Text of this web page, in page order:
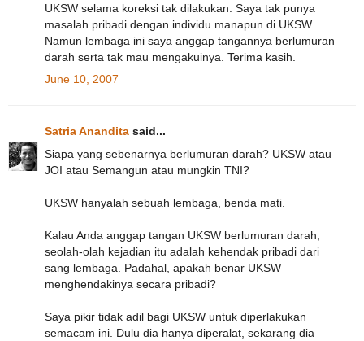
UKSW selama koreksi tak dilakukan. Saya tak punya
masalah pribadi dengan individu manapun di UKSW.
Namun lembaga ini saya anggap tangannya berlumuran
darah serta tak mau mengakuinya. Terima kasih.
June 10, 2007
Satria Anandita said...
Siapa yang sebenarnya berlumuran darah? UKSW atau
JOI atau Semangun atau mungkin TNI?
UKSW hanyalah sebuah lembaga, benda mati.
Kalau Anda anggap tangan UKSW berlumuran darah,
seolah-olah kejadian itu adalah kehendak pribadi dari
sang lembaga. Padahal, apakah benar UKSW
menghendakinya secara pribadi?
Saya pikir tidak adil bagi UKSW untuk diperlakukan
semacam ini. Dulu dia hanya diperalat, sekarang dia